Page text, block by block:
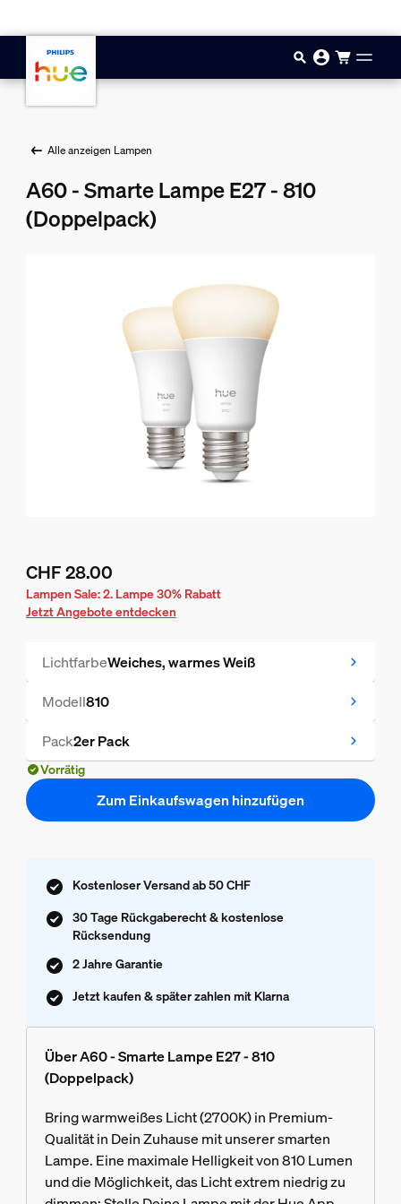
Alle anzeigen Lampen
A60 - Smarte Lampe E27 - 810
(Doppelpack)
Aktueller Preis ist CHF 28.00
CHF 28.00
Lampen Sale: 2. Lampe 30% Rabatt
Jetzt Angebote entdecken
LichtfarbeWeiches, warmes Weiß
Modell810
Pack2er Pack
Vorrätig
Zum Einkaufswagen hinzufügen
Kostenloser Versand ab 50 CHF
30 Tage Rückgaberecht & kostenlose
Rücksendung
2 Jahre Garantie
Jetzt kaufen & später zahlen mit Klarna
Über A60 - Smarte Lampe E27 - 810
(Doppelpack)
Bring warmweißes Licht (2700K) in Premium-
Qualität in Dein Zuhause mit unserer smarten
Lampe. Eine maximale Helligkeit von 810 Lumen
und die Möglichkeit, das Licht extrem niedrig zu